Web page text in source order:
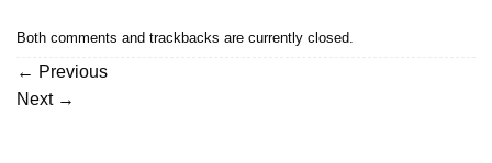
Both comments and trackbacks are currently closed.
← Previous
Next →